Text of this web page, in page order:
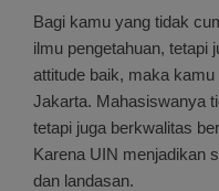
Bagi kamu yang tidak
ilmu pengetahuan, tetapi
attitude baik, maka
Jakarta. Mahasiswanya
tetapi juga berkwalitas
Karena UIN menjadikan
dan landasan.